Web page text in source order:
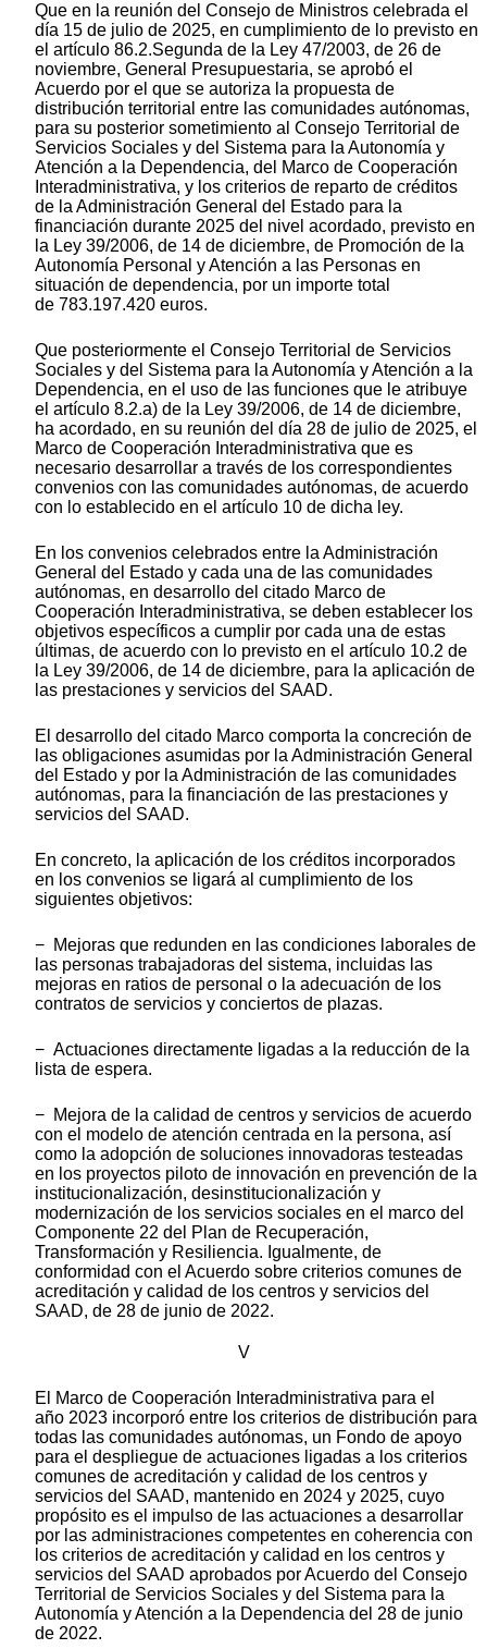
Que en la reunión del Consejo de Ministros celebrada el
día 15 de julio de 2025, en cumplimiento de lo previsto en
el artículo 86.2.Segunda de la Ley 47/2003, de 26 de
noviembre, General Presupuestaria, se aprobó el
Acuerdo por el que se autoriza la propuesta de
distribución territorial entre las comunidades autónomas,
para su posterior sometimiento al Consejo Territorial de
Servicios Sociales y del Sistema para la Autonomía y
Atención a la Dependencia, del Marco de Cooperación
Interadministrativa, y los criterios de reparto de créditos
de la Administración General del Estado para la
financiación durante 2025 del nivel acordado, previsto en
la Ley 39/2006, de 14 de diciembre, de Promoción de la
Autonomía Personal y Atención a las Personas en
situación de dependencia, por un importe total
de 783.197.420 euros.
Que posteriormente el Consejo Territorial de Servicios
Sociales y del Sistema para la Autonomía y Atención a la
Dependencia, en el uso de las funciones que le atribuye
el artículo 8.2.a) de la Ley 39/2006, de 14 de diciembre,
ha acordado, en su reunión del día 28 de julio de 2025, el
Marco de Cooperación Interadministrativa que es
necesario desarrollar a través de los correspondientes
convenios con las comunidades autónomas, de acuerdo
con lo establecido en el artículo 10 de dicha ley.
En los convenios celebrados entre la Administración
General del Estado y cada una de las comunidades
autónomas, en desarrollo del citado Marco de
Cooperación Interadministrativa, se deben establecer los
objetivos específicos a cumplir por cada una de estas
últimas, de acuerdo con lo previsto en el artículo 10.2 de
la Ley 39/2006, de 14 de diciembre, para la aplicación de
las prestaciones y servicios del SAAD.
El desarrollo del citado Marco comporta la concreción de
las obligaciones asumidas por la Administración General
del Estado y por la Administración de las comunidades
autónomas, para la financiación de las prestaciones y
servicios del SAAD.
En concreto, la aplicación de los créditos incorporados
en los convenios se ligará al cumplimiento de los
siguientes objetivos:
− Mejoras que redunden en las condiciones laborales de
las personas trabajadoras del sistema, incluidas las
mejoras en ratios de personal o la adecuación de los
contratos de servicios y conciertos de plazas.
− Actuaciones directamente ligadas a la reducción de la
lista de espera.
− Mejora de la calidad de centros y servicios de acuerdo
con el modelo de atención centrada en la persona, así
como la adopción de soluciones innovadoras testeadas
en los proyectos piloto de innovación en prevención de la
institucionalización, desinstitucionalización y
modernización de los servicios sociales en el marco del
Componente 22 del Plan de Recuperación,
Transformación y Resiliencia. Igualmente, de
conformidad con el Acuerdo sobre criterios comunes de
acreditación y calidad de los centros y servicios del
SAAD, de 28 de junio de 2022.
V
El Marco de Cooperación Interadministrativa para el
año 2023 incorporó entre los criterios de distribución para
todas las comunidades autónomas, un Fondo de apoyo
para el despliegue de actuaciones ligadas a los criterios
comunes de acreditación y calidad de los centros y
servicios del SAAD, mantenido en 2024 y 2025, cuyo
propósito es el impulso de las actuaciones a desarrollar
por las administraciones competentes en coherencia con
los criterios de acreditación y calidad en los centros y
servicios del SAAD aprobados por Acuerdo del Consejo
Territorial de Servicios Sociales y del Sistema para la
Autonomía y Atención a la Dependencia del 28 de junio
de 2022.